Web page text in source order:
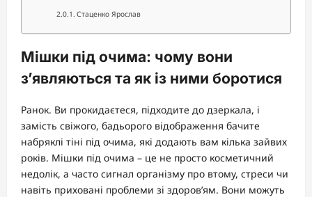
Стаценко Ярослав
Мішки під очима: чому вони
з’являються та як із ними боротися
Ранок. Ви прокидаєтеся, підходите до дзеркала, і
замість свіжого, бадьорого відображення бачите
набряклі тіні під очима, які додають вам кілька зайвих
років. Мішки під очима – це не просто косметичний
недолік, а часто сигнал організму про втому, стреси чи
навіть приховані проблеми зі здоров’ям. Вони можуть